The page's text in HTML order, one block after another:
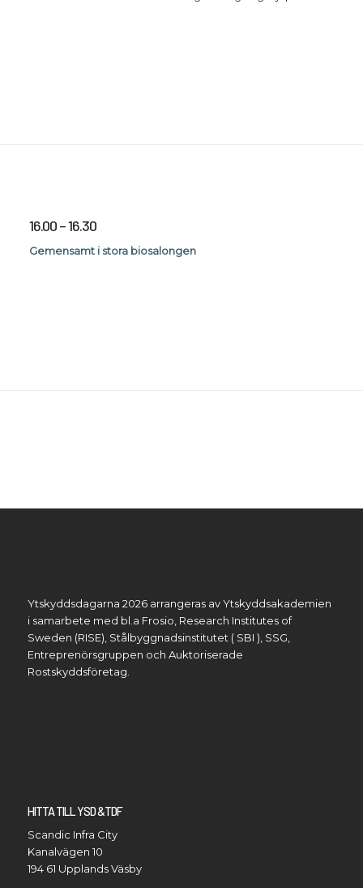
16.00 – 16.30
Gemensamt i stora biosalongen
Ytskyddsdagarna 2026 arrangeras av Ytskyddsakademien
i samarbete med bl.a Frosio, Research Institutes of
Sweden (RISE), Stålbyggnadsinstitutet ( SBI ), SSG,
Entreprenörsgruppen och Auktoriserade
Rostskyddsföretag.
HITTA TILL YSD &TDF
Scandic Infra City
Kanalvägen 10
194 61 Upplands Väsby